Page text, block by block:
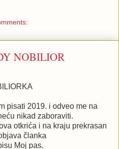
NOBILIOR
pisati 2019. i odveo me na
nikad zaboraviti.
otkrića i na kraju prekrasan
članka
Moj pas.